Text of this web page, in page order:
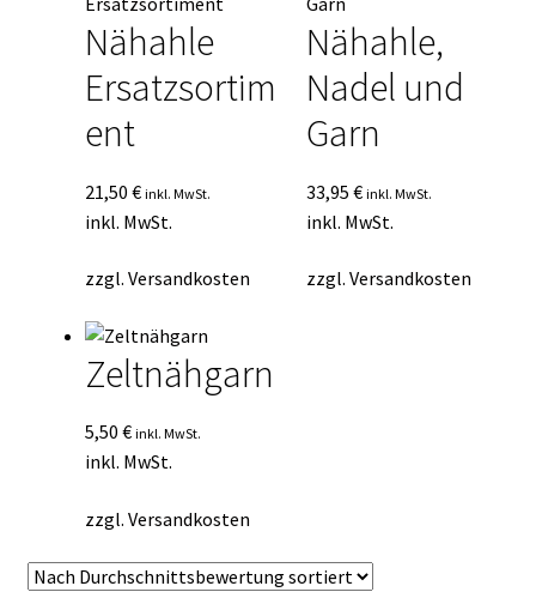
Mein KontoNähahle
Ersatzsortim
ent
21,50 € inkl. MwSt.
inkl. MwSt.
zzgl. Versandkosten
Nähahle,
Nadel und
Garn
33,95€ inkl. MwSt.
inkl. MwSt.
zzgl.Versandkosten
Zeltnähgarn
5,50 € inkl. MwSt.
inkl. MwSt.
zzgl. Versandkosten